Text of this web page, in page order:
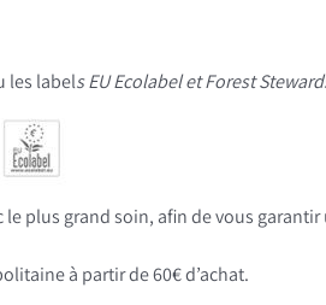
les labels EU Ecolabel et Forest
le plus grand soin, afin de vous
à partir de 60€ d’achat.